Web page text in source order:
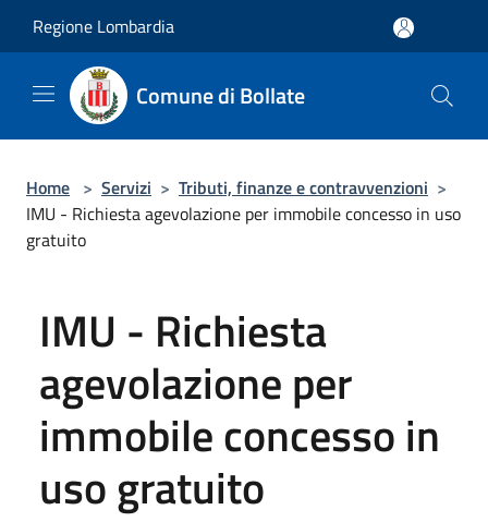
Regione Lombardia
Comune di Bollate
Home > Servizi > Tributi, finanze e contravvenzioni >
IMU - Richiesta agevolazione per immobile concesso in uso
gratuito
IMU - Richiesta
agevolazione per
immobile concesso in
uso gratuito